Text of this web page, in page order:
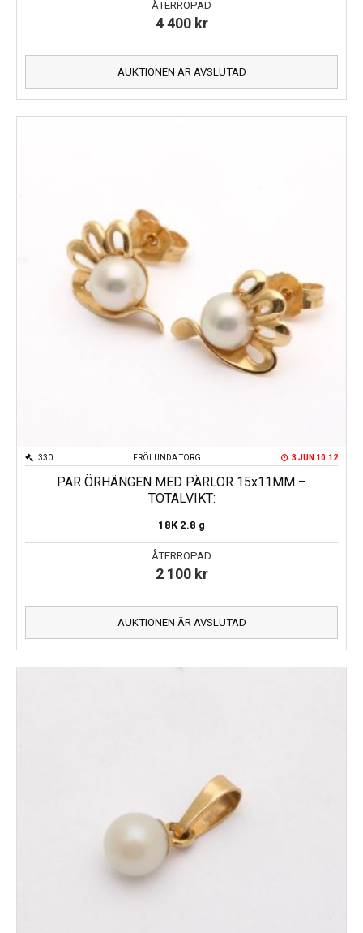
ÅTERROPAD
4 400 kr
AUKTIONEN ÄR AVSLUTAD
FRÖLUNDA TORG
330 3 JUN 10:12
PAR ÖRHÄNGEN MED PÄRLOR 15x11MM –
TOTALVIKT:
18K 2.8 g
ÅTERROPAD
2 100 kr
AUKTIONEN ÄR AVSLUTAD